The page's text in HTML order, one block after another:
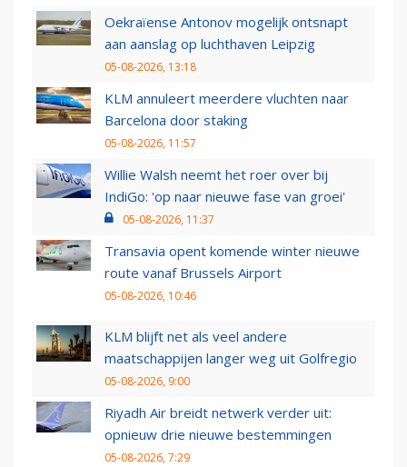
Oekraïense Antonov mogelijk ontsnapt
aan aanslag op luchthaven Leipzig
05-08-2026, 13:18
KLM annuleert meerdere vluchten naar
Barcelona door staking
05-08-2026, 11:57
Willie Walsh neemt het roer over bij
IndiGo: 'op naar nieuwe fase van groei'
05-08-2026, 11:37
Transavia opent komende winter nieuwe
route vanaf Brussels Airport
05-08-2026, 10:46
KLM blijft net als veel andere
maatschappijen langer weg uit Golfregio
05-08-2026, 9:00
Riyadh Air breidt netwerk verder uit:
opnieuw drie nieuwe bestemmingen
05-08-2026, 7:29